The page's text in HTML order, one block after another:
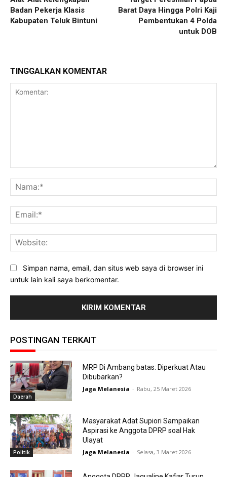
Badan Pekerja Klasis
Kabupaten Teluk Bintuni
Barat Daya Hingga Polri Kaji
Pembentukan 4 Polda
untuk DOB
TINGGALKAN KOMENTAR
Simpan nama, email, dan situs web saya di browser ini
untuk lain kali saya berkomentar.
POSTINGAN TERKAIT
Daerah
MRP Di Ambang batas: Diperkuat Atau
Dibubarkan?
Jaga Melanesia - Rabu, 25 Maret 2026
Politik
Masyarakat Adat Supiori Sampaikan
Aspirasi ke Anggota DPRP soal Hak
Ulayat
Jaga Melanesia - Selasa, 3 Maret 2026